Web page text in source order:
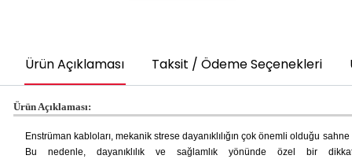
Ürün Açıklaması Taksit / Ödeme Seçenekleri
Ürün Açıklaması:
Enstrüman kabloları, mekanik strese dayanıklılığın çok önemli olduğu
Bu nedenle, dayanıklılık ve sağlamlık yönünde özel bir